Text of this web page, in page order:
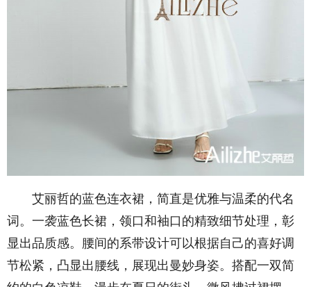
艾丽哲的蓝色连衣裙，简直是优雅与温柔的代名
词。一袭蓝色长裙，领口和袖口的精致细节处理，彰
显出品质感。腰间的系带设计可以根据自己的喜好调
节松紧，凸显出腰线，展现出曼妙身姿。搭配一双简